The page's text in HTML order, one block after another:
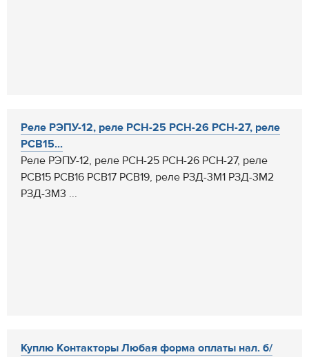
Реле РЭПУ-12, реле РСН-25 РСН-26 РСН-27, реле
РСВ15...
Реле РЭПУ-12, реле РСН-25 РСН-26 РСН-27, реле
РСВ15 РСВ16 РСВ17 РСВ19, реле РЗД-3М1 РЗД-3М2
РЗД-3М3 ...
Куплю Контакторы Любая форма оплаты нал. б/